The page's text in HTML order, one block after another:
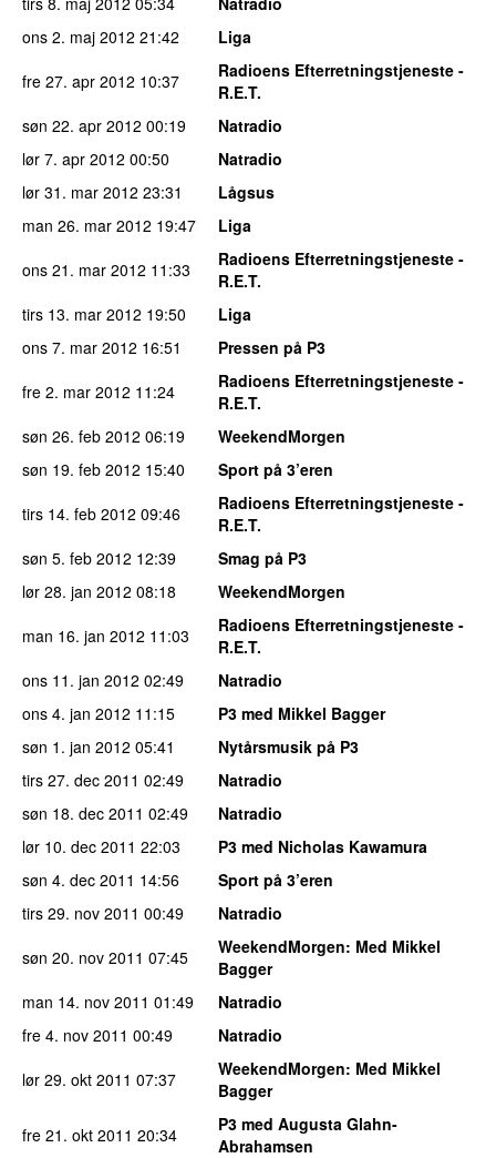
ons 2. maj 2012 21:42
Liga
fre 27. apr 2012 10:37
Radioens Efterretningstjeneste -
R.E.T.
søn 22. apr 2012 00:19
Natradio
lør 7. apr 2012 00:50
Natradio
lør 31. mar 2012 23:31
Lågsus
man 26. mar 2012 19:47
Liga
ons 21. mar 2012 11:33
Radioens Efterretningstjeneste -
R.E.T.
tirs 13. mar 2012 19:50
Liga
ons 7. mar 2012 16:51
Pressen på P3
fre 2. mar 2012 11:24
Radioens Efterretningstjeneste -
R.E.T.
søn 26. feb 2012 06:19
WeekendMorgen
søn 19. feb 2012 15:40
Sport på 3’eren
tirs 14. feb 2012 09:46
Radioens Efterretningstjeneste -
R.E.T.
søn 5. feb 2012 12:39
Smag på P3
lør 28. jan 2012 08:18
WeekendMorgen
man 16. jan 2012 11:03
Radioens Efterretningstjeneste -
R.E.T.
ons 11. jan 2012 02:49
Natradio
ons 4. jan 2012 11:15
P3 med Mikkel Bagger
søn 1. jan 2012 05:41
Nytårsmusik på P3
tirs 27. dec 2011 02:49
Natradio
søn 18. dec 2011 02:49
Natradio
lør 10. dec 2011 22:03
P3 med Nicholas Kawamura
søn 4. dec 2011 14:56
Sport på 3’eren
tirs 29. nov 2011 00:49
Natradio
søn 20. nov 2011 07:45 WeekendMorgen: Med Mikkel
Bagger
man 14. nov 2011 01:49
Natradio
fre 4. nov 2011 00:49
Natradio
lør 29. okt 2011 07:37 WeekendMorgen: Med Mikkel
Bagger
fre 21. okt 2011 20:34
P3 med Augusta Glahn-
Abrahamsen